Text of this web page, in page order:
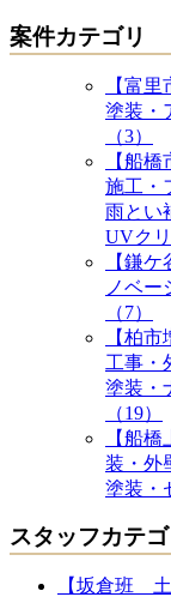
案件カテゴリ
【富
塗装・
（3）
【船
施工・
雨とい
UVク
【鎌
ノベー
（7）
【柏
工事・
塗装・
（19）
【船
装・外
塗装・
スタッフカテゴ
【坂倉班